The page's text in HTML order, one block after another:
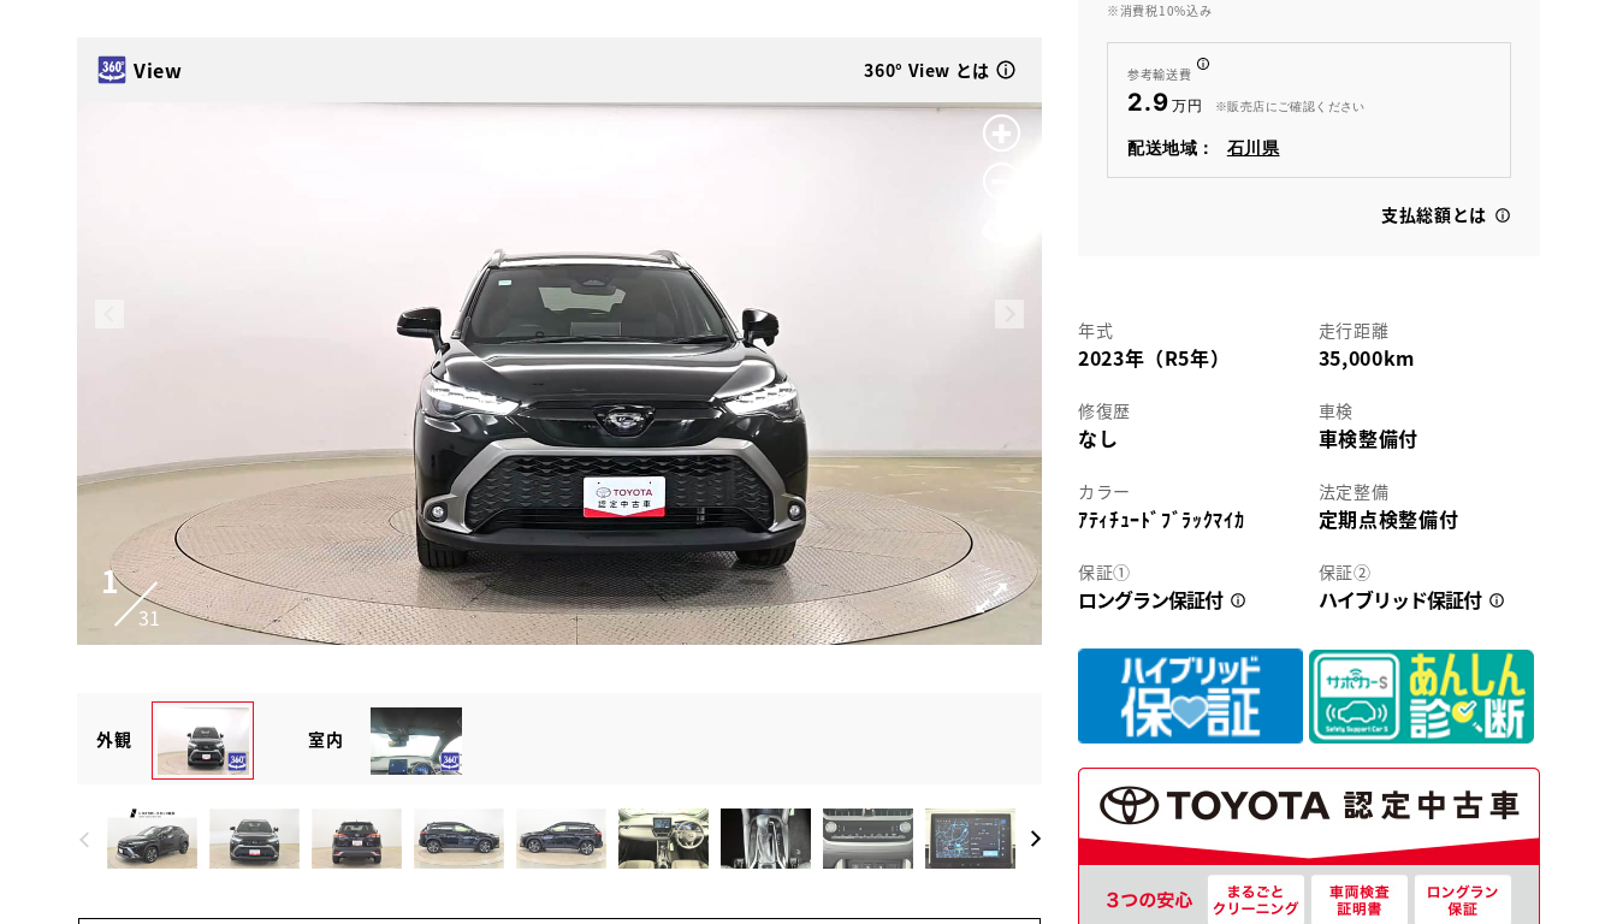
View 360° View とは
1
31
View
2
31
外観 室内
※消費税10%込み
参考輸送費
2.9 ※販売店にご確認ください
配送地域： 石川県
支払総額とは
年式
2023年（R5年）
走行距離
35,000km
修復歴
なし
車検
車検整備付
カラー
ｱﾃｨﾁｭｰﾄﾞﾌﾞﾗｯｸﾏｲｶ
法定整備
定期点検整備付
保証①
ロングラン保証付
保証②
ハイブリッド保証付